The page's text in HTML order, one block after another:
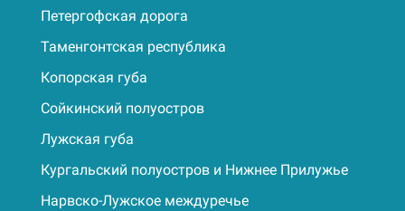
Петергофская дорога
Таменгонтская республика
Копорская губа
Сойкинский полуостров
Лужская губа
Кургальский полуостров и Нижнее Прилужье
Нарвско-Лужское междуречье